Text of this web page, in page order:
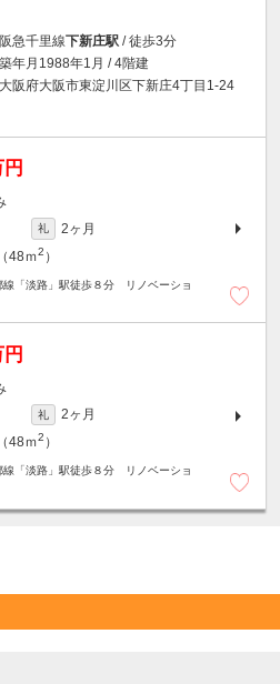
阪急千里線下新庄駅 / 徒歩3分
築年月1988年1月 / 4階建
大阪府大阪市東淀川区下新庄4丁目1-24
礼
2ヶ月
48ｍ2 ）
線「淡路」駅徒歩８分 リノベーショ
礼
2ヶ月
48ｍ2 ）
線「淡路」駅徒歩８分 リノベーショ